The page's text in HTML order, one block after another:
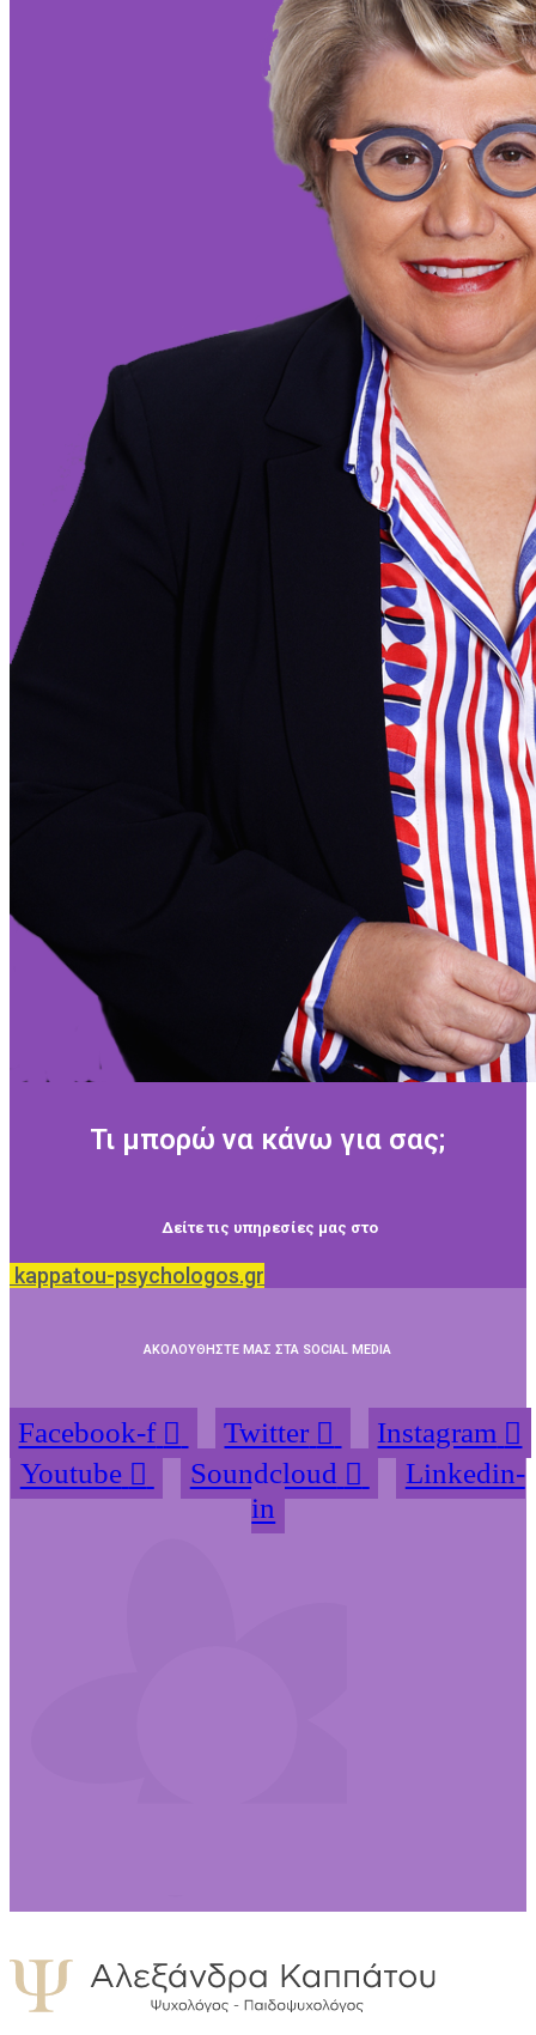
Τι μπορώ να κάνω για σας;
Δείτε τις υπηρεσίες μας στο
kappatou-psychologos.gr
ΑΚΟΛΟΥΘΗΣΤΕ ΜΑΣ ΣΤΑ SOCIAL MEDIA
Facebook-f Twitter
Instagram
Youtube
Soundcloud
Linkedin-
in